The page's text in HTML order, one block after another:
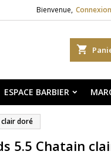
Bienvenue, Connexion
shopping_cart
ESPACE BARBIER
doré
5.5 Chatain